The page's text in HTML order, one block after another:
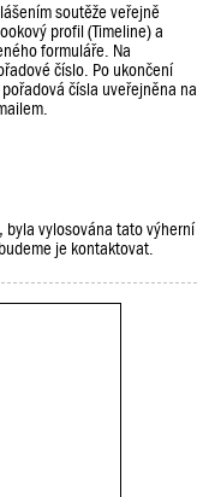
soutěže veřejně
profil (Timeline) a
formuláře. Na
číslo. Po ukončení
čísla uveřejněna na
byla vylosována tato výherní
je kontaktovat.